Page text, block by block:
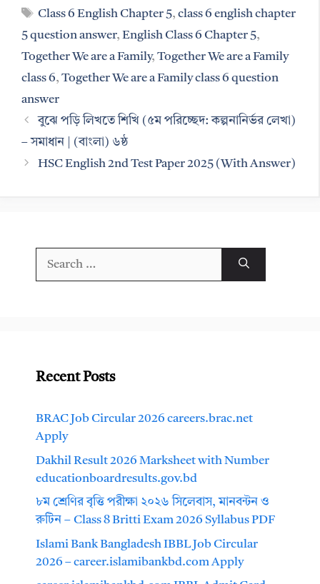
Tags
Class 6 English Chapter 5,class 6 english chapter
5 question answer, English Class 6 Chapter 5,
Together We are a Family, Together We are a Family
class 6, Together We are a Family class 6 question
answer
বুঝে পড়ি লিখতে শিখি (৫ম পরিচ্ছেদ: কল্পনানির্ভর লেখা)
– সমাধান | (বাংলা) ৬ষ্ঠ
HSC English 2nd Test Paper 2025 (With Answer)
Recent Posts
BRAC Job Circular 2026 careers.brac.net
Apply
Dakhil Result 2026 Marksheet with Number
educationboardresults.gov.bd
৮ম শ্রেণির বৃত্তি পরীক্ষা ২০২৬ সিলেবাস, মানবন্টন ও
রুটিন – Class 8 Britti Exam 2026 Syllabus PDF
Islami Bank Bangladesh IBBL Job Circular
2026 – career.islamibankbd.com Apply